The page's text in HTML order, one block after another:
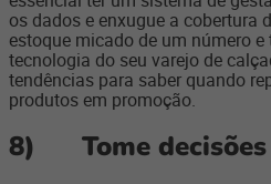
os dados e enxugue a cobertura
estoque micado de um número
tecnologia do seu varejo de
tendências para saber quando
produtos em promoção.
8) Tome